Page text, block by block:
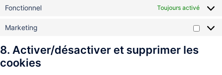
Fonctionnel Toujours activé
Marketing
8. Activer/désactiver et supprimer les
cookies